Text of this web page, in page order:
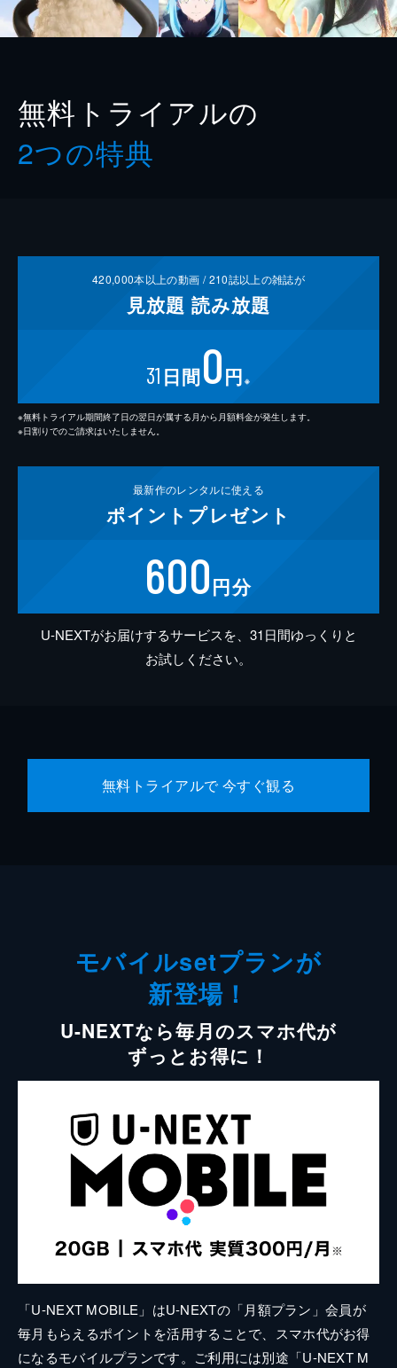
無料トライアルの
2つの特典
420,000本以上の動画 /210誌以上の雑誌が
見放題 読み放題
31 日間0円 ※
※無料トライアル期間終了日の翌日が属する月から月額料金が発生します。
※日割りでのご請求はいたしません。
最新作のレンタルに使える
ポイント プレゼント
600円分
U-NEXTがお届けするサービスを、31日間ゆっくりと
お試しください。
無料トライアルで 今すぐ観る
モバイルsetプランが
新登場！
U-NEXTなら毎月のスマホ代が
ずっとお得に！
「U-NEXT MOBILE」はU-NEXTの「月額プラン」会員が
毎月もらえるポイントを活用することで、スマホ代がお得
になるモバイルプランです。ご利用には別途「U-NEXT M